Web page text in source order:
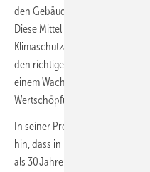
den Gebäudesektor stehe ein
Diese Mittel sollten gezielt
Klimaschutzanstrengungen im
den richtigen
einem Wachstumsmotor
Wertschöpfung beitragen.
In seiner Pressemitteilung zu
hin, dass in Deutschland rund 4
als 30 Jahre sind und jährlich